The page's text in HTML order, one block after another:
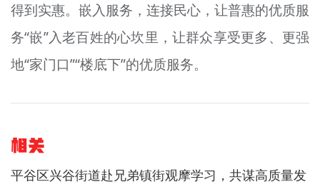
得到实惠。嵌入服务，连接民心，让普惠的优质服
务“嵌”入老百姓的心坎里，让群众享受更多、更强
地“家门口”“楼底下”的优质服务。
相关
平谷区兴谷街道赴兄弟镇街观摩学习，共谋高质量发